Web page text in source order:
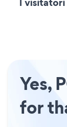
Yes,
for